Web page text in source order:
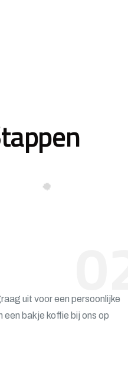
uit voor een persoonlijke
een bakje koffie bij ons op